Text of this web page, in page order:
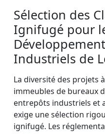
Sélection des
Ignifugé pour
Industriels de
La diversité des projets
immeubles de bureaux
entrepôts industriels et
exige une sélection
ignifugé. Les